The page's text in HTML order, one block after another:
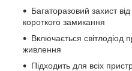
Багаторазовий захист
короткого замикання
Включається світлодіод
живлення
Підходить для всіх